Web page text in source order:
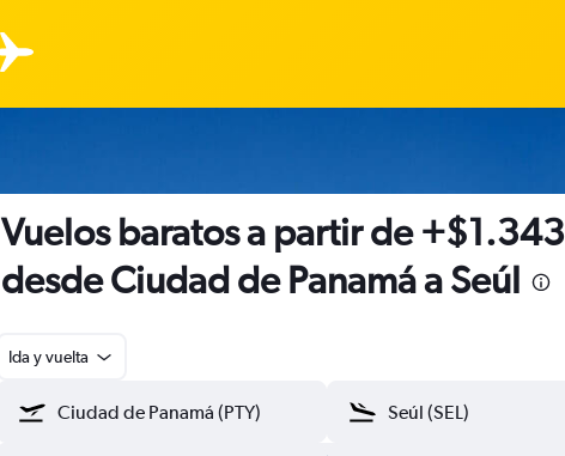
Vuelos baratos a partir de +$1.343
desde Ciudad de Panamá a Seúl
Ida y vuelta